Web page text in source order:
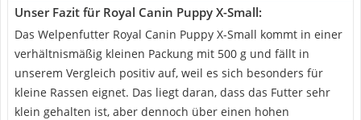
Unser Fazit für Royal Canin Puppy X-Small:
Das Welpenfutter Royal Canin Puppy X-Small kommt in einer
verhältnismäßig kleinen Packung mit 500 g und fällt in
unserem Vergleich positiv auf, weil es sich besonders für
kleine Rassen eignet. Das liegt daran, dass das Futter sehr
klein gehalten ist, aber dennoch über einen hohen